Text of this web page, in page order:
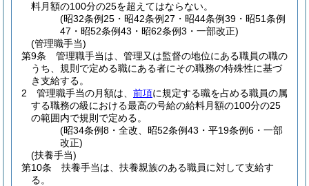
料月額の100分の25を超えてはならない。
(昭32条例25・昭42条例27・昭44条例39・昭51条例
47・昭52条例43・昭62条例3・一部改正)
(管理職手当)
第9条
管理職手当は、管理又は監督の地位にある職員の職の
うち、規則で定める職にある者にその職務の特殊性に基づ
き支給する。
2
管理職手当の月額は、 前項に規定する職を占める職員の属
する職務の級における最高の号給の給料月額の100分の25
の範囲内で規則で定める。
(昭34条例8・全改、昭52条例43・平19条例6・一部
改正)
(扶養手当)
第10条
扶養手当は、扶養親族のある職員に対して支給す
る。